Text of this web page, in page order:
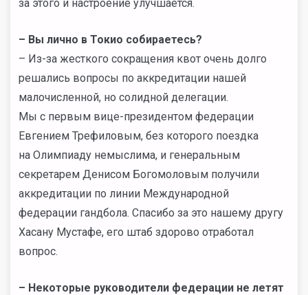
за этого и настроение улучшается.
– Вы лично в Токио собираетесь?
– Из-за жесткого сокращения квот очень долго
решались вопросы по аккредитации нашей
малочисленной, но солидной делегации.
Мы с первым вице-президентом федерации
Евгением Трефиловым, без которого поездка
на Олимпиаду немыслима, и генеральным
секретарем Денисом Богомоловым получили
аккредитации по линии Международной
федерации гандбола. Спасибо за это нашему другу
Хасану Мустафе, его штаб здорово отработал
вопрос.
– Некоторые руководители федерации не летят